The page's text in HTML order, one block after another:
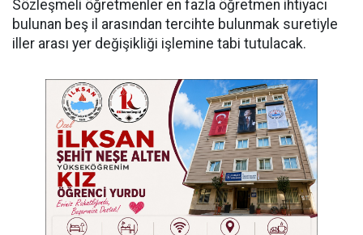
Sözleşmeli öğretmenler en fazla öğretmen ihtiyacı
bulunan beş il arasından tercihte bulunmak suretiyle
iller arası yer değişikliği işlemine tabi tutulacak.